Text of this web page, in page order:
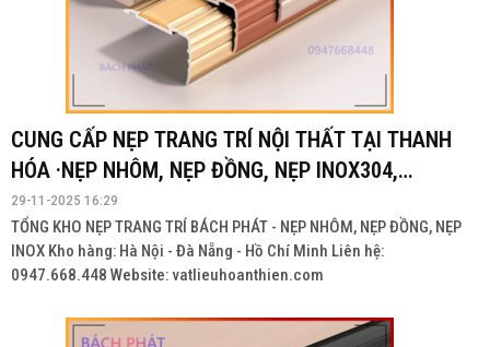
CUNG CẤP NẸP TRANG TRÍ NỘI THẤT TẠI THANH
HÓA ·NẸP NHÔM, NẸP ĐỒNG, NẸP INOX304,
INOX201
29-11-2025 16:29
TỔNG KHO NẸP TRANG TRÍ BÁCH PHÁT - NẸP NHÔM, NẸP ĐỒNG, NẸP
INOX Kho hàng: Hà Nội - Đà Nẵng - Hồ Chí Minh Liên hệ:
0947.668.448 Website: vatlieuhoanthien.com